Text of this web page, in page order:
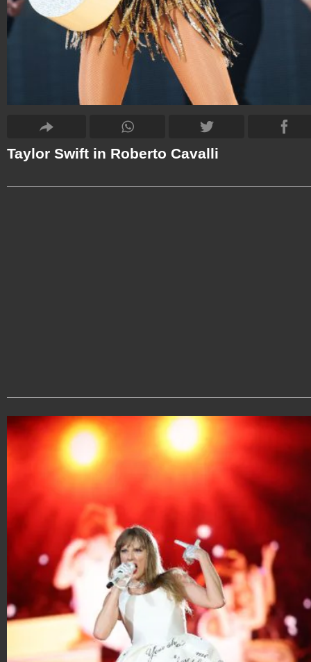
Taylor Swift in Roberto Cavalli